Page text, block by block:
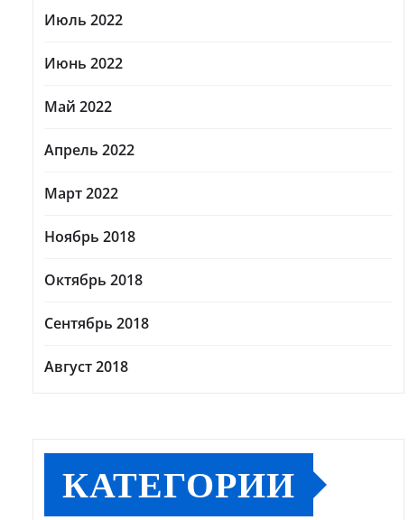
Июль 2022
Июнь 2022
Май 2022
Апрель 2022
Март 2022
Ноябрь 2018
Октябрь 2018
Сентябрь 2018
Август 2018
КАТЕГОРИИ